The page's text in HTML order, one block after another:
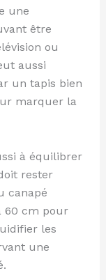
une
être
ou
aussi
un tapis bien
marquer la
à équilibrer
rester
canapé
60 cm pour
les
une